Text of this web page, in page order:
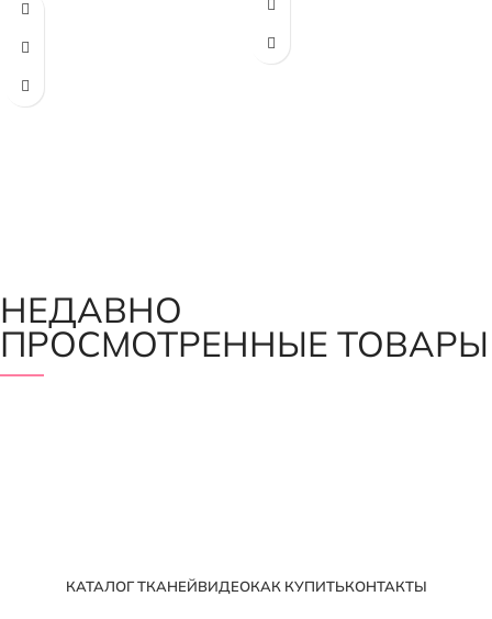
НЕДАВНО
ПРОСМОТРЕННЫЕ ТОВАРЫ
КАТАЛОГ ТКАНЕЙВИДЕОКАК КУПИТЬКОНТАКТЫ